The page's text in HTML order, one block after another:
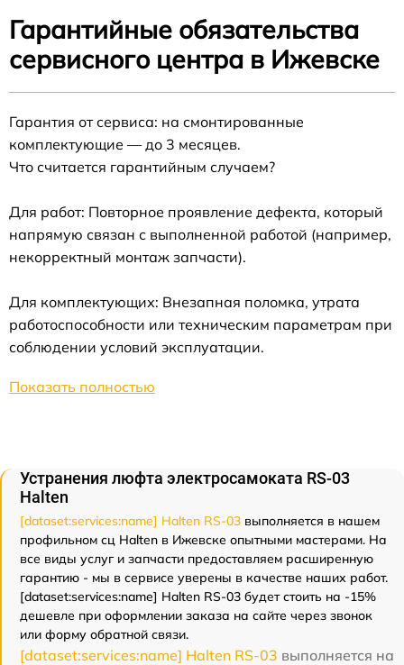
Гарантийные обязательства
сервисного центра в Ижевске
Гарантия от сервиса: на смонтированные
комплектующие — до 3 месяцев.
Что считается гарантийным случаем?
Для работ: Повторное проявление дефекта, который
напрямую связан с выполненной работой (например,
некорректный монтаж запчасти).
Для комплектующих: Внезапная поломка, утрата
работоспособности или техническим параметрам при
соблюдении условий эксплуатации.
Показать полностью
Устранения люфта электросамоката RS-03
Halten
[dataset:services:name] Halten RS-03 выполняется в нашем
профильном сц Halten в Ижевске опытными мастерами. На
все виды услуг и запчасти предоставляем расширенную
гарантию - мы в сервисе уверены в качестве наших работ.
[dataset:services:name] Halten RS-03 будет стоить на -15%
дешевле при оформлении заказа на сайте через звонок
или форму обратной связи.
[dataset:services:name] Halten RS-03 выполняется на